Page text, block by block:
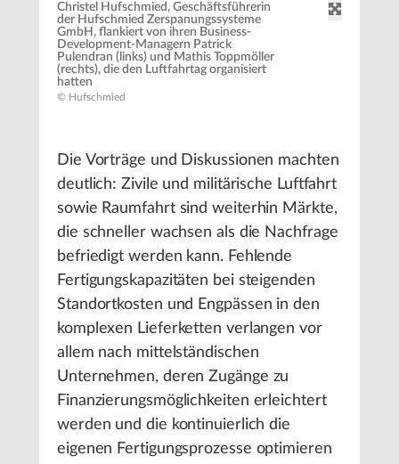
Christel Hufschmied, Geschäftsführerin
der Hufschmied Zerspanungssysteme
GmbH, flankiert von ihren Business-
Development-Managern Patrick
Pulendran (links) und Mathis Toppmöller
(rechts), die den Luftfahrtag organisiert
hatten
© Hufschmied
Die Vorträge und Diskussionen machten
deutlich: Zivile und militärische Luftfahrt
sowie Raumfahrt sind weiterhin Märkte,
die schneller wachsen als die Nachfrage
befriedigt werden kann. Fehlende
Fertigungskapazitäten bei steigenden
Standortkosten und Engpässen in den
komplexen Lieferketten verlangen vor
allem nach mittelständischen
Unternehmen, deren Zugänge zu
Finanzierungsmöglichkeiten erleichtert
werden und die kontinuierlich die
eigenen Fertigungsprozesse optimieren